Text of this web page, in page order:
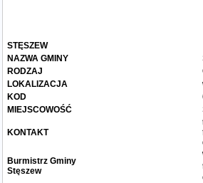
STĘSZEW
NAZWA GMINY
RODZAJ
LOKALIZACJA
KOD
MIEJSCOWOŚĆ
KONTAKT
Burmistrz Gminy
Stęszew